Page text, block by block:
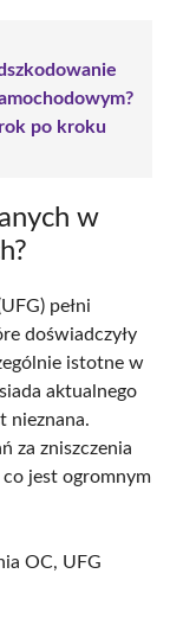
po kroku
w
pełni
doświadczyły
istotne w
aktualnego
nieznana.
za zniszczenia
jest ogromnym
OC, UFG